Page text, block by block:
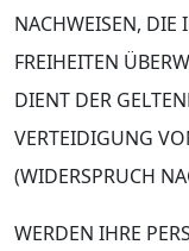
NACHWEISEN, DIE
FREIHEITEN
DIENT DER
VERTEIDIGUNG
(WIDERSPRUCH
WERDEN IHRE